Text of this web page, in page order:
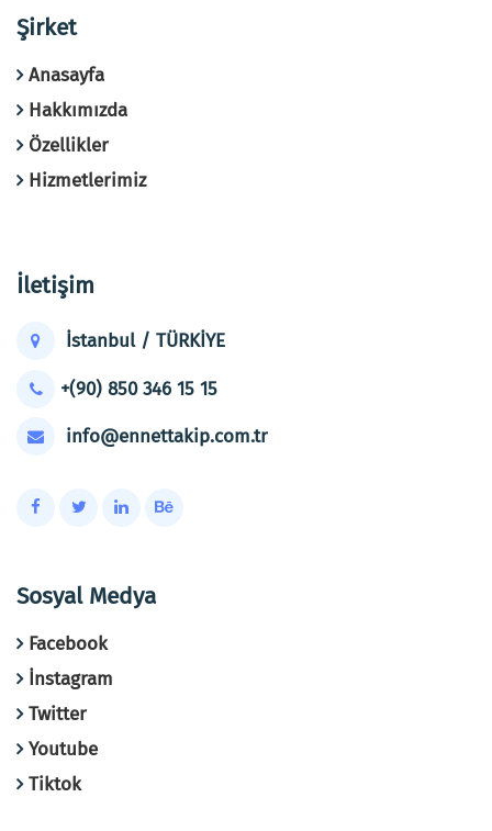
Şirket
Anasayfa
Hakkımızda
Özellikler
Hizmetlerimiz
İletişim
İstanbul / TÜRKİYE
+(90) 850 346 15 15
info@ennettakip.com.tr
Sosyal Medya
Facebook
İnstagram
Twitter
Youtube
Tiktok